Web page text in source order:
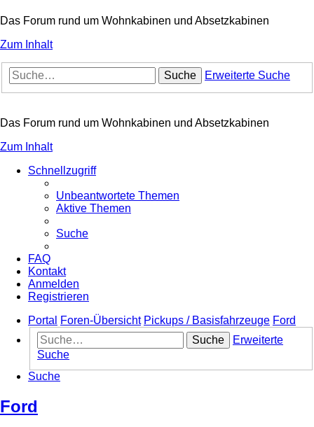
Das Forum rund um Wohnkabinen und Absetzkabinen
Zum Inhalt
Suche Erweiterte Suche
Das Forum rund um Wohnkabinen und Absetzkabinen
Zum Inhalt
Schnellzugriff
Unbeantwortete Themen
Aktive Themen
Suche
FAQ
Kontakt
Anmelden
Registrieren
Portal
Foren-Übersicht Pickups / Basisfahrzeuge Ford
Suche
Erweiterte
Suche
Suche
Ford